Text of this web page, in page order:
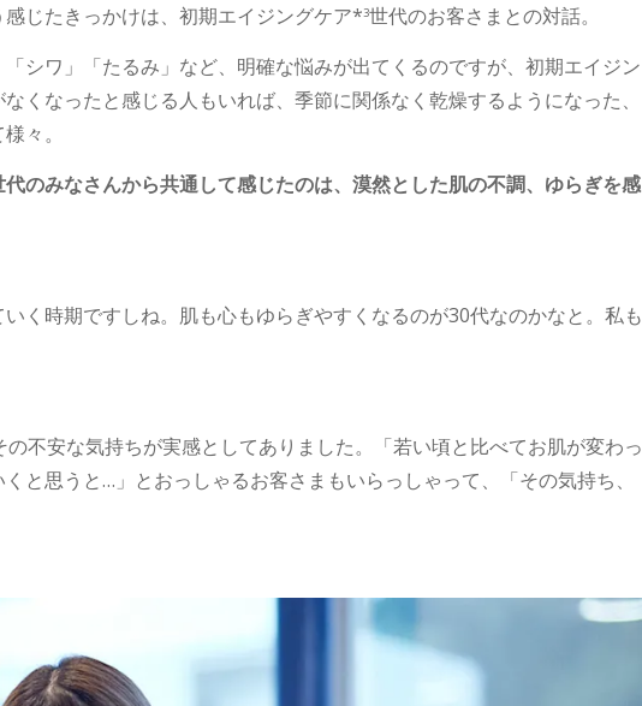
じたきっかけは、初期エイジングケア*3世代のお客さまとの対話。
シワ」「たるみ」など、明確な悩みが出てくるのですが、初期エイジン
くなったと感じる人もいれば、季節に関係なく乾燥するようになった、
々。
のみなさんから共通して感じたのは、漠然とした肌の不調、ゆらぎを感
く時期ですしね。肌も心もゆらぎやすくなるのが30代なのかなと。私も
不安な気持ちが実感としてありました。「若い頃と比べてお肌が変わっ
と思うと…」とおっしゃるお客さまもいらっしゃって、「その気持ち、